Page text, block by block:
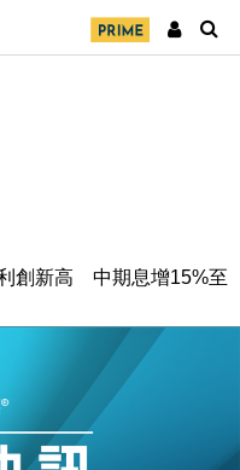
創新高 中期息增15%至
預測至4.5% 看好貿易
求交「保證金」 43歲女子
穩 全周仍升近2%